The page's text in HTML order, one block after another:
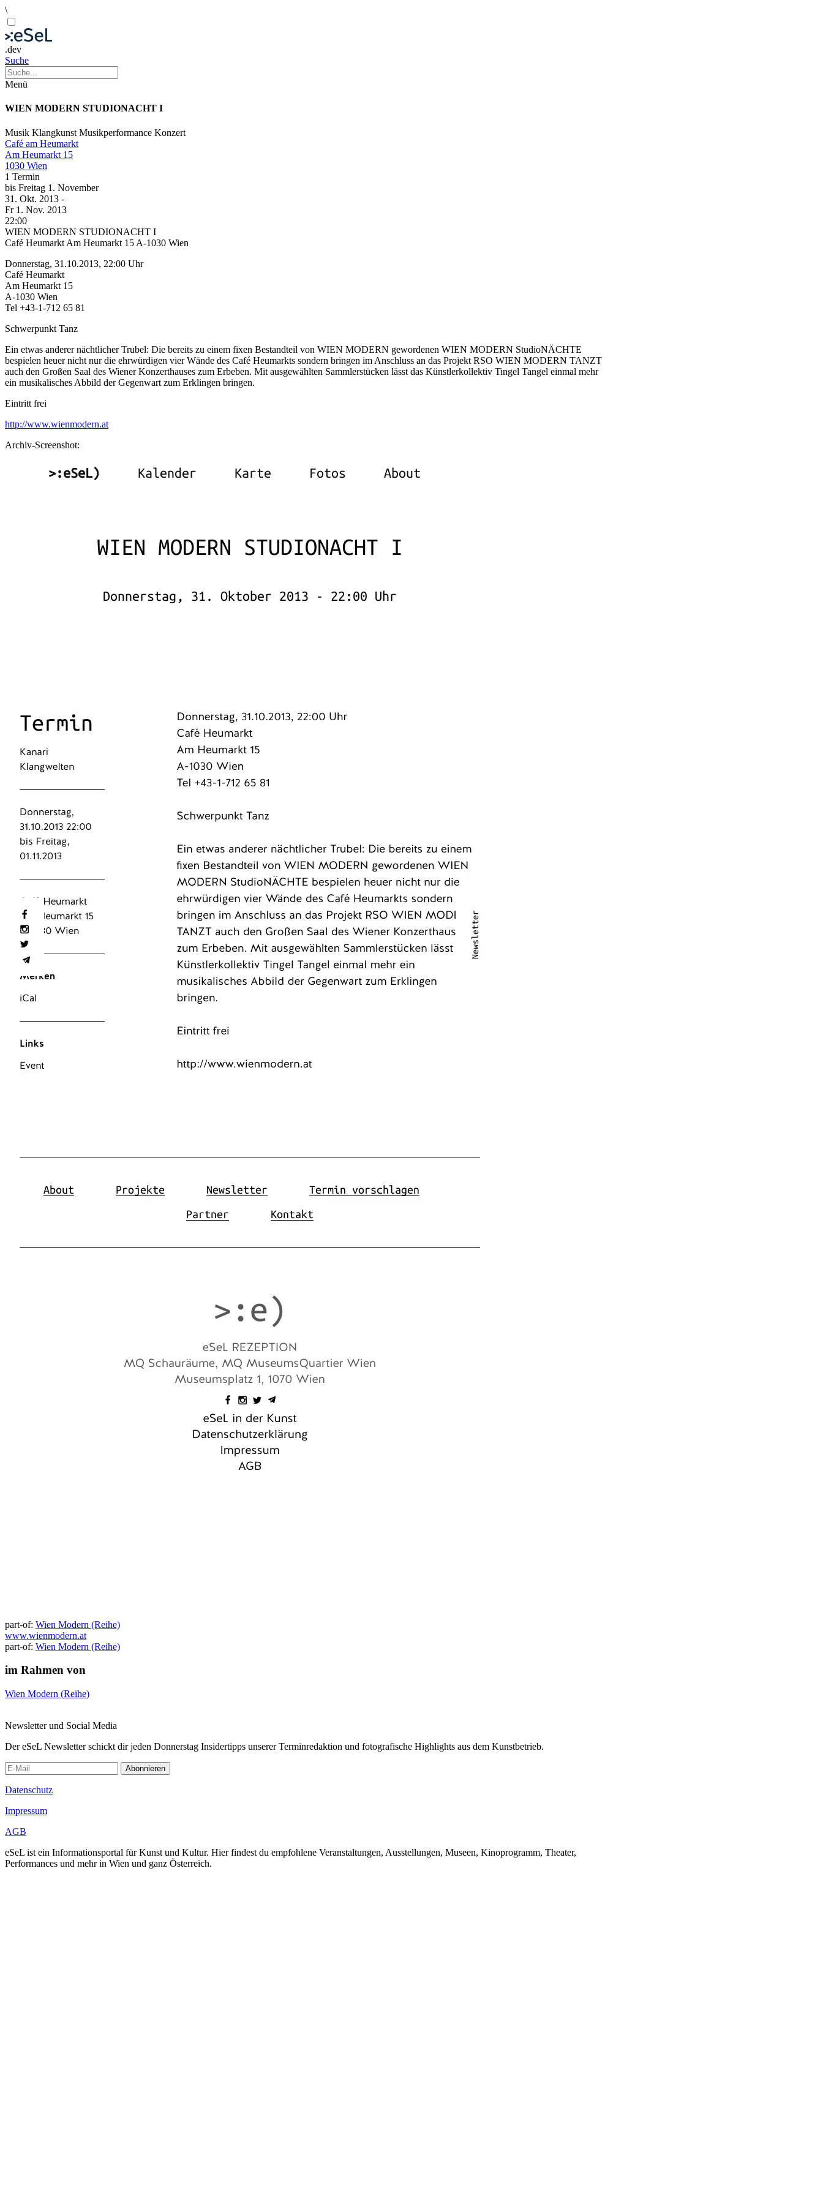
\
.dev
Suche
Menü
WIEN MODERN STUDIONACHT I
Musik Klangkunst Musikperformance Konzert
Café am Heumarkt
Am Heumarkt 15
1030 Wien
1 Termin
bis Freitag 1. November
31. Okt. 2013 -
Fr 1. Nov. 2013
22:00
WIEN MODERN STUDIONACHT I
Café Heumarkt Am Heumarkt 15 A-1030 Wien
Donnerstag, 31.10.2013, 22:00 Uhr
Café Heumarkt
Am Heumarkt 15
A-1030 Wien
Tel +43-1-712 65 81
Schwerpunkt Tanz
Ein etwas anderer nächtlicher Trubel: Die bereits zu einem fixen Bestandteil von WIEN MODERN gewordenen WIEN MODERN StudioNÄCHTE
bespielen heuer nicht nur die ehrwürdigen vier Wände des Café Heumarkts sondern bringen im Anschluss an das Projekt RSO WIEN MODERN TANZT
auch den Großen Saal des Wiener Konzerthauses zum Erbeben. Mit ausgewählten Sammlerstücken lässt das Künstlerkollektiv Tingel Tangel einmal mehr
ein musikalisches Abbild der Gegenwart zum Erklingen bringen.
Eintritt frei
http://www.wienmodern.at
Archiv-Screenshot:
part-of: Wien Modern (Reihe)
www.wienmodern.at
part-of: Wien Modern (Reihe)
im Rahmen von
Wien Modern (Reihe)
Newsletter und Social Media
Der eSeL Newsletter schickt dir jeden Donnerstag Insidertipps unserer Terminredaktion und fotografische Highlights aus dem Kunstbetrieb.
Abonnieren
Datenschutz
Impressum
AGB
eSeL ist ein Informationsportal für Kunst und Kultur. Hier findest du empfohlene Veranstaltungen, Ausstellungen, Museen, Kinoprogramm, Theater,
Performances und mehr in Wien und ganz Österreich.